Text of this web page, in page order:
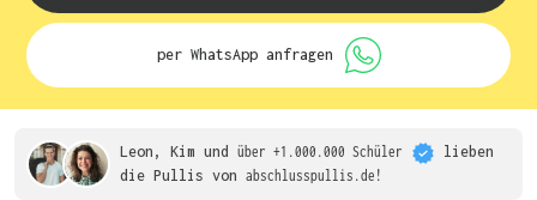
per WhatsApp anfragen
Leon, Kim und über +1.000.000 Schüler
lieben
die Pullis von abschlusspullis.de!